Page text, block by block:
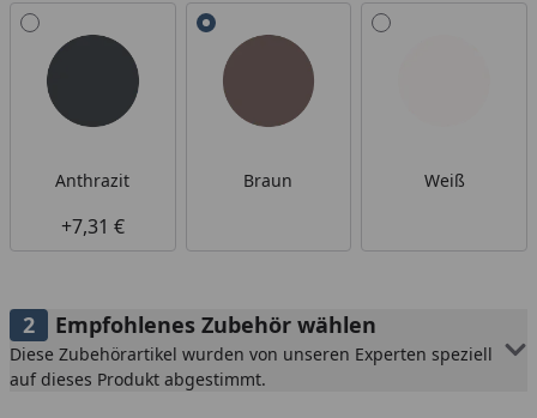
Alle anzeigen (3)
Anthrazit
+7,31 €
Braun Weiß
Empfohlenes Zubehör wählen
Diese Zubehörartikel wurden von unseren Experten speziell
auf dieses Produkt abgestimmt.